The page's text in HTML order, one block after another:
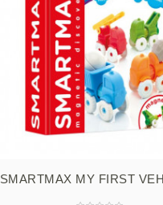
SMARTMAX MY FIRST